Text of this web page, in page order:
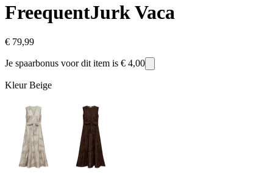
FreequentJurk Vaca
€ 79,99
Je spaarbonus voor dit item is € 4,00
KleurBeige